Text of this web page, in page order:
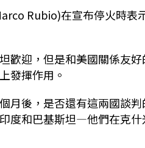
Rubio)在宣布停火時表
歡迎，但是和美國關係友
發揮作用。
月後，是否還有這兩國談
度和巴基斯坦—他們在克